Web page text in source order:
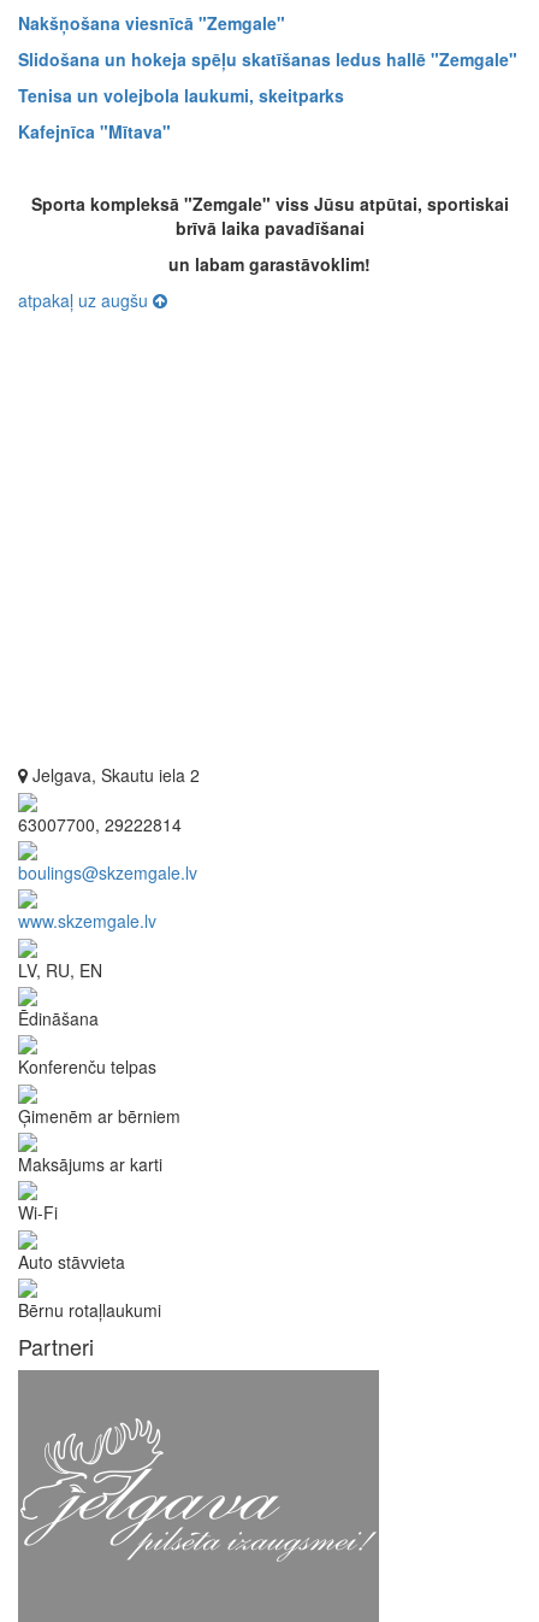
Nakšņošana viesnīcā "Zemgale"
Slidošana un hokeja spēļu skatīšanas ledus hallē "Zemgale"
Tenisa un volejbola laukumi, skeitparks
Kafejnīca "Mītava"
Sporta kompleksā "Zemgale" viss Jūsu atpūtai, sportiskai
brīvā laika pavadīšanai
un labam garastāvoklim!
atpakaļ uz augšu
Jelgava, Skautu iela 2
63007700, 29222814
boulings@skzemgale.lv
www.skzemgale.lv
LV, RU, EN
Ēdināšana
Konferenču telpas
Ģimenēm ar bērniem
Maksājums ar karti
Wi-Fi
Auto stāvvieta
Bērnu rotaļlaukumi
Partneri